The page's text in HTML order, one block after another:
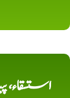
استسقاء،